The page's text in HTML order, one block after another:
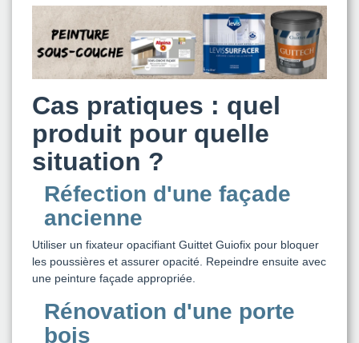
Cas pratiques : quel
produit pour quelle
situation ?
Réfection d'une façade
ancienne
Utiliser un fixateur opacifiant Guittet Guiofix pour bloquer
les poussières et assurer opacité. Repeindre ensuite avec
une peinture façade appropriée.
Rénovation d'une porte
bois